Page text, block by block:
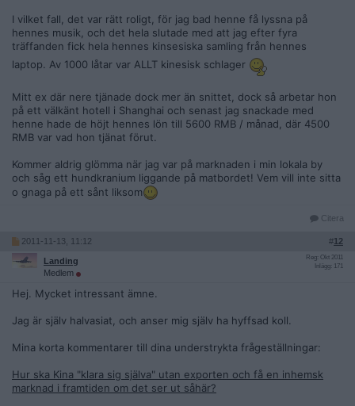
I vilket fall, det var rätt roligt, för jag bad henne få lyssna på
hennes musik, och det hela slutade med att jag efter fyra
träffanden fick hela hennes kinsesiska samling från hennes
laptop. Av 1000 låtar var ALLT kinesisk schlager
Mitt ex där nere tjänade dock mer än snittet, dock så arbetar hon
på ett välkänt hotell i Shanghai och senast jag snackade med
henne hade de höjt hennes lön till 5600 RMB / månad, där 4500
RMB var vad hon tjänat förut.
Kommer aldrig glömma när jag var på marknaden i min lokala by
och såg ett hundkranium liggande på matbordet! Vem vill inte sitta
o gnaga på ett sånt liksom
Citera
2011-11-13, 11:12 #12
Landing
Medlem
Reg: Okt 2011
Inlägg: 171
Hej. Mycket intressant ämne.
Jag är själv halvasiat, och anser mig själv ha hyffsad koll.
Mina korta kommentarer till dina understrykta frågeställningar:
Hur ska Kina "klara sig själva" utan exporten och få en inhemsk
marknad i framtiden om det ser ut såhär?